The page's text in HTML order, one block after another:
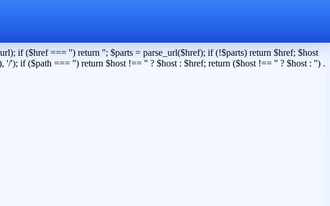
if ($href === '') return ''; $parts = parse_url($href); if (!$parts) return $href; $host
'); if ($path === '') return $host !== '' ? $host : $href; return ($host !== '' ? $host : '') .